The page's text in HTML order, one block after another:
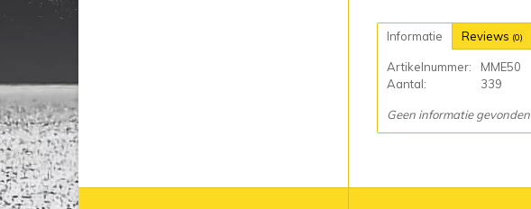
Informatie Reviews (0)
Artikelnummer:
MME50
Aantal:
339
Geen informatie gevonden